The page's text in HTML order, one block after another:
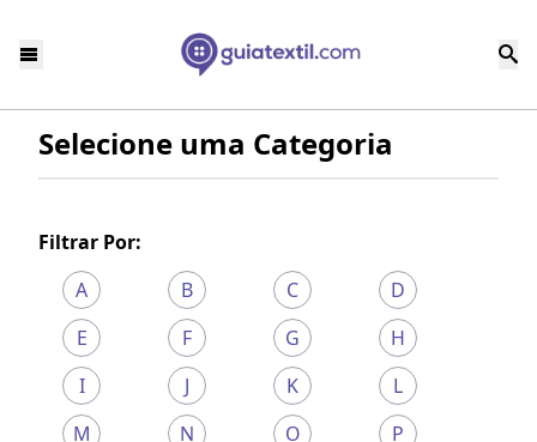
Selecione uma Categoria
Filtrar Por:
A
B C
D
E
F G
H
I
J K
L
M
N O
P